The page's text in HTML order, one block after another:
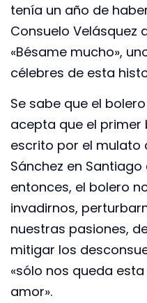
tenía un año de
Consuelo Velásquez
«Bésame mucho»,
célebres de esta
Se sabe que el
acepta que el primer
escrito por el mulato
Sánchez en Santiago
entonces, el bolero
invadirnos,
nuestras pasiones,
mitigar los
«sólo nos queda
amor».